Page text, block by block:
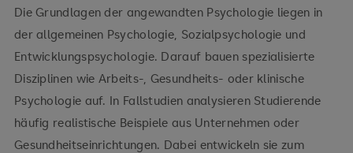
Die Grundlagen der angewandten Psychologie liegen in
der allgemeinen Psychologie, Sozialpsychologie und
Entwicklungspsychologie. Darauf bauen spezialisierte
Disziplinen wie Arbeits-, Gesundheits- oder klinische
Psychologie auf. In Fallstudien analysieren Studierende
häufig realistische Beispiele aus Unternehmen oder
Gesundheitseinrichtungen. Dabei entwickeln sie zum